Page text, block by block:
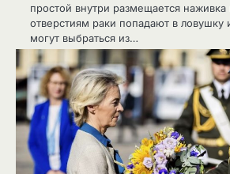
простой внутри размещается
отверстиям раки попадают в ловушку
могут выбраться из…